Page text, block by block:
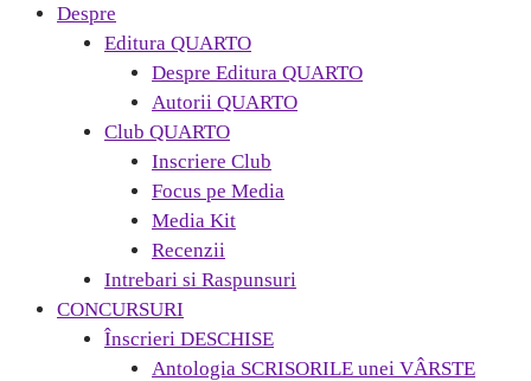
Despre
Editura QUARTO
Despre Editura QUARTO
Autorii QUARTO
Club QUARTO
Inscriere Club
Focus pe Media
Media Kit
Recenzii
Intrebari si Raspunsuri
CONCURSURI
Înscrieri DESCHISE
Antologia SCRISORILE unei VÂRSTE